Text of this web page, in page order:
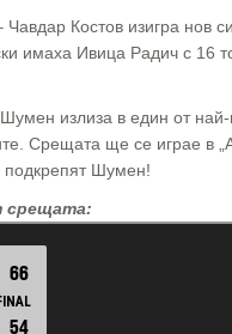
Костов изигра
имаха Ивица Радич с 16
излиза в един от
Срещата ще се играе в
подкрепят Шумен!
срещата: